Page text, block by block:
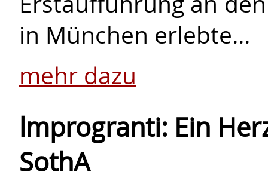
in München erlebte...
mehr dazu
lmprogranti: Ein
SothA